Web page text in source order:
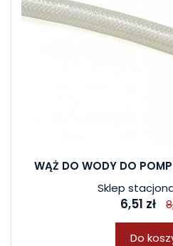
WĄŻ DO WODY DO
Sklep
6,51 zł
Do